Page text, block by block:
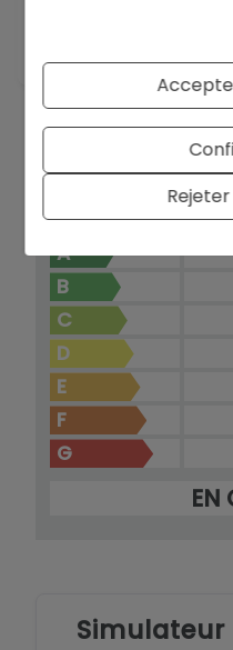
A
B
C
D
E
F
G
EN